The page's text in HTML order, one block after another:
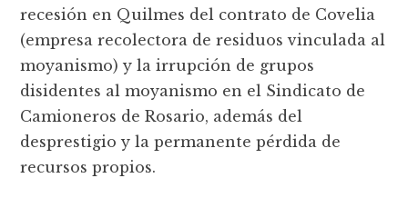
recesión en Quilmes del contrato de Covelia
(empresa recolectora de residuos vinculada al
moyanismo) y la irrupción de grupos
disidentes al moyanismo en el Sindicato de
Camioneros de Rosario, además del
desprestigio y la permanente pérdida de
recursos propios.